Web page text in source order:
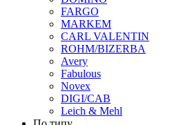
FARGO
MARKEM
CARL VALENTIN
ROHM/BIZERBA
Avery
Fabulous
Novex
DIGI/CAB
Leich & Mehl